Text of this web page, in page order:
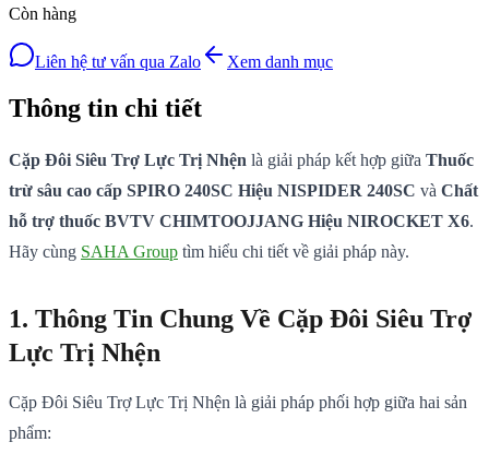
Còn hàng
Liên hệ tư vấn qua Zalo Xem danh mục
Thông tin chi tiết
Cặp Đôi Siêu Trợ Lực Trị Nhện là giải pháp kết hợp giữa Thuốc
trừ sâu cao cấp SPIRO 240SC Hiệu NISPIDER 240SC và Chất
hỗ trợ thuốc BVTV CHIMTOOJJANG Hiệu NIROCKET X6.
Hãy cùng SAHA Group tìm hiểu chi tiết về giải pháp này.
1. Thông Tin Chung Về Cặp Đôi Siêu Trợ
Lực Trị Nhện
Cặp Đôi Siêu Trợ Lực Trị Nhện là giải pháp phối hợp giữa hai sản
phẩm: